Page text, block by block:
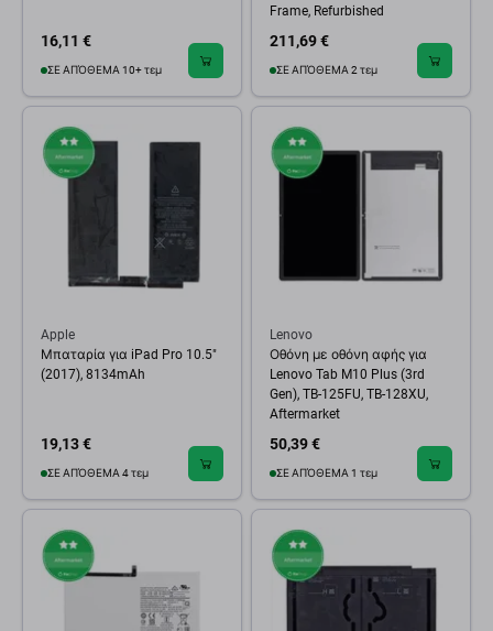
16,11 €
ΣΕ ΑΠΌΘΕΜΑ 10+ τεμ
Frame, Refurbished
211,69 €
ΣΕ ΑΠΌΘΕΜΑ 2 τεμ
Apple
Μπαταρία για iPad Pro 10.5"
(2017), 8134mAh
19,13 €
ΣΕ ΑΠΌΘΕΜΑ 4 τεμ
Lenovo
Οθόνη με οθόνη αφής για
Lenovo Tab M10 Plus (3rd
Gen), TB-125FU, TB-128XU,
Aftermarket
50,39 €
ΣΕ ΑΠΌΘΕΜΑ 1 τεμ